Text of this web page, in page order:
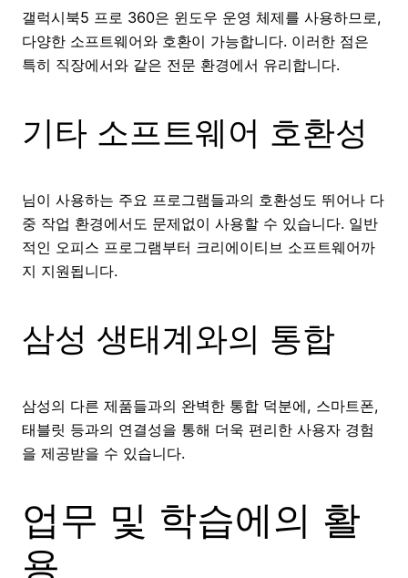
갤럭시북5 프로 360은 윈도우 운영 체제를 사용하므로,
다양한 소프트웨어와 호환이 가능합니다. 이러한 점은
특히 직장에서와 같은 전문 환경에서 유리합니다.
기타 소프트웨어 호환성
님이 사용하는 주요 프로그램들과의 호환성도 뛰어나 다
중 작업 환경에서도 문제없이 사용할 수 있습니다. 일반
적인 오피스 프로그램부터 크리에이티브 소프트웨어까
지 지원됩니다.
삼성 생태계와의 통합
삼성의 다른 제품들과의 완벽한 통합 덕분에, 스마트폰,
태블릿 등과의 연결성을 통해 더욱 편리한 사용자 경험
을 제공받을 수 있습니다.
업무 및 학습에의 활
용